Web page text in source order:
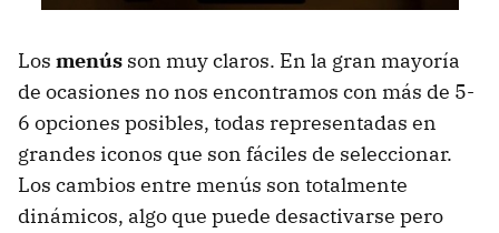
Los menús son muy claros. En la gran mayoría
de ocasiones no nos encontramos con más de 5-
6 opciones posibles, todas representadas en
grandes iconos que son fáciles de seleccionar.
Los cambios entre menús son totalmente
dinámicos, algo que puede desactivarse pero